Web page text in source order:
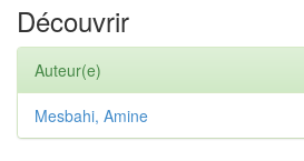
Découvrir
Auteur(e)
Mesbahi, Amine